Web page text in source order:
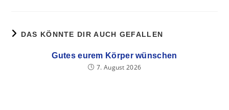
DAS KÖNNTE DIR AUCH GEFALLEN
Gutes eurem Körper wünschen
7. August 2026